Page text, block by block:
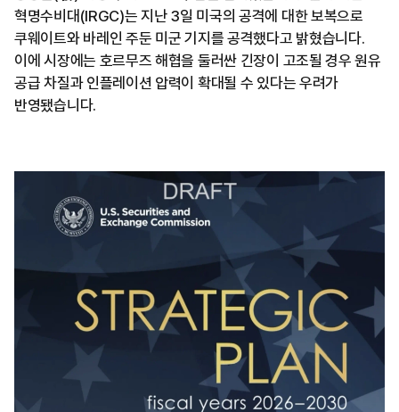
혁명수비대(IRGC)는 지난 3일 미국의 공격에 대한 보복으로
쿠웨이트와 바레인 주둔 미군 기지를 공격했다고 밝혔습니다.
이에 시장에는 호르무즈 해협을 둘러싼 긴장이 고조될 경우 원유
공급 차질과 인플레이션 압력이 확대될 수 있다는 우려가
반영됐습니다.